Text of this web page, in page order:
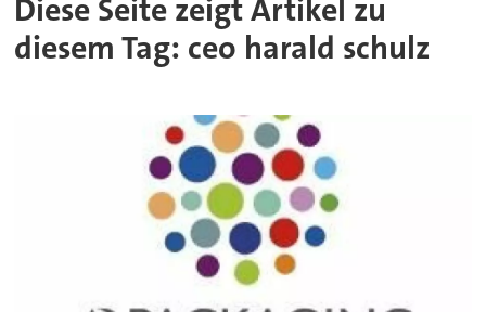
Diese Seite zeigt Artikel zu
diesem Tag: ceo harald schulz